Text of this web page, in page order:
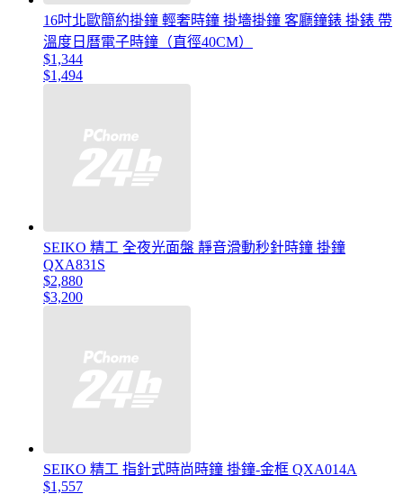
16吋北歐簡約掛鐘 輕奢時鐘 掛墻掛鐘 客廳鐘錶 掛錶 帶
溫度日曆電子時鐘（直徑40CM）
$1,344
$1,494
SEIKO 精工 全夜光面盤 靜音滑動秒針時鐘 掛鐘
QXA831S
$2,880
$3,200
SEIKO 精工 指針式時尚時鐘 掛鐘-金框 QXA014A
$1,557